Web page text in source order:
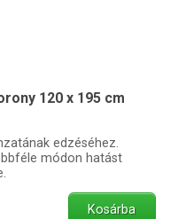
120 x 195 cm
edzéséhez.
módon hatást
Kosárba